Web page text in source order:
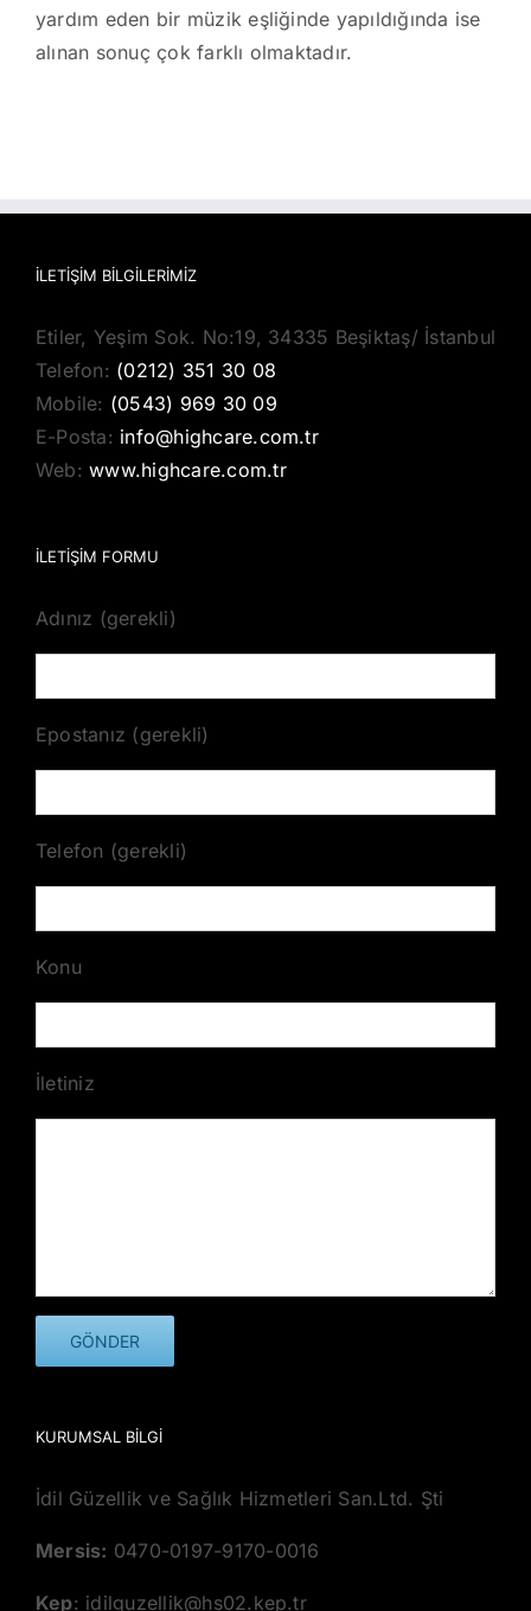
yardım eden bir müzik eşliğinde yapıldığında ise
alınan sonuç çok farklı olmaktadır.
İLETIŞIM BILGILERIMIZ
Etiler, Yeşim Sok. No:19, 34335 Beşiktaş/ İstanbul
Telefon: (0212) 351 30 08
Mobile: (0543) 969 30 09
E-Posta: info@highcare.com.tr
Web:www.highcare.com.tr
İLETİŞİM FORMU
Adınız (gerekli)
Epostanız (gerekli)
Telefon (gerekli)
Konu
İletiniz
KURUMSAL BILGI
İdil Güzellik ve Sağlık Hizmetleri San.Ltd. Şti
Mersis: 0470-0197-9170-0016
Kep: idilguzellik@hs02.kep.tr